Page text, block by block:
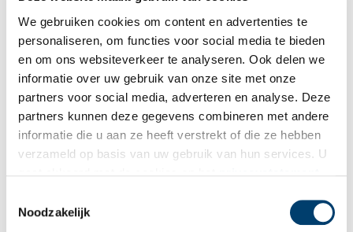
We gebruiken cookies om content en advertenties te
personaliseren, om functies voor social media te bieden
en om ons websiteverkeer te analyseren. Ook delen we
informatie over uw gebruik van onze site met onze
partners voor social media, adverteren en analyse. Deze
partners kunnen deze gegevens combineren met andere
informatie die u aan ze heeft verstrekt of die ze hebben
verzameld op basis van uw gebruik van hun services. U
Noodzakelijk
er nog wel een boterham mee konden verdienen. Met het
economisch herstel kwamen er ook andere vervoermiddelen en
vooral de uitvinding van de stoommachine en de invoering van
stoombootdiensten maakten de trekschuiten uiteindelijk
overbodig.
Auteur: Wouter van Waardt (Vereniging Historisch Purmerend) /
Redactie ONH.
J. Dehe, Waterland Waar blijft de Tijd, uitgave Waanders.
J.Kok, ’t Boemeltje van Purmerend, uitgave Pirola.